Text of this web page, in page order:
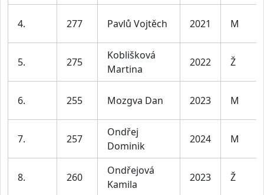
4. 277 Pavlů Vojtěch 2021 M
5. 275
Koblišková
Martina
2022 Ž
6. 255 Mozgva Dan 2023 M
7. 257
Ondřej
Dominik
2024 M
8. 260
Ondřejová
Kamila
2023 Ž